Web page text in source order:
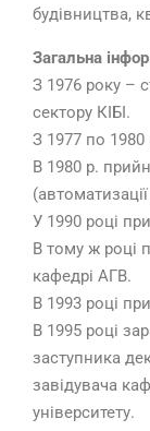
будівництва,
Загальна
З 1976 року –
сектору КІБІ.
З 1977 по 1980
В 1980 р.
У 1990 році
В тому ж році
кафедрі АГВ.
В 1993 році
В 1995 році
заступника
завідувача
університету.